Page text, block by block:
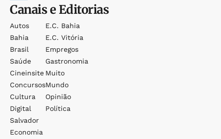
Canais e Editorias
Autos
Bahia
Brasil
Saúde
Cineinsite
Concursos
Cultura
Digital
Salvador
Economia
E.c. Bahia
E.c. Vitória
Empregos
Gastronomia
Muito
Mundo
Opinião
Política